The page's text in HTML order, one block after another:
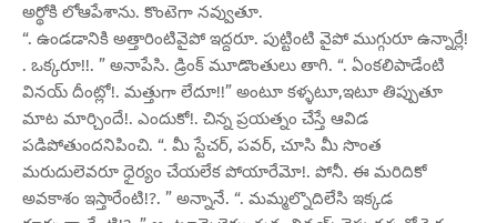
అర్థోకి లోఆపేశాను. కొంటెగా నవ్వుతూ.
“. ఉండడానికి అత్తారింటివైపో ఇద్దరూ. పుట్టింటి వైపో ముగ్గురూ ఉన్నార్లే!
. ఒక్కరూ!!. ” అనాపేసి. డ్రింక్ మూడొంతులు తాగి. “. ఏంకలిపాడేంటి
వినయ్ దీంట్లో!. మత్తుగా లేదూ!!” అంటూ కళ్ళటూ,ఇటూ తిప్పుతూ
మాట మార్చిందే!. ఎందుకో!. చిన్న ప్రయత్నం చేస్తే ఆవిడ
పడిపోతుందనిపించి. “. మీ స్టేచర్, పవర్, చూసి మీ సొంత
మరుదులెవరూ ధైర్యం చేయలేక పోయారేమో!. పోనీ. ఈ మరిదికో
అవకాశం ఇస్తారేంటి!?. ” అన్నానే. “. మమ్మల్నొదిలేసి ఇక్కడ